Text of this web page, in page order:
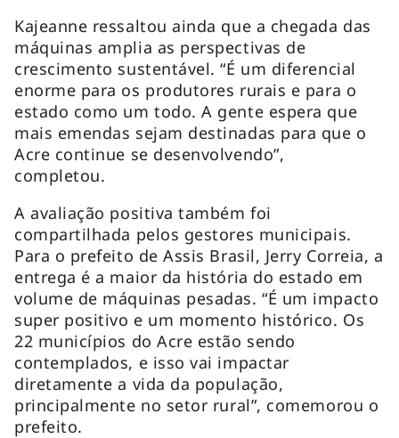
Kajeanne ressaltou ainda que a chegada das
máquinas amplia as perspectivas de
crescimento sustentável. “É um diferencial
enorme para os produtores rurais e para o
estado como um todo. A gente espera que
mais emendas sejam destinadas para que o
Acre continue se desenvolvendo”,
completou.
A avaliação positiva também foi
compartilhada pelos gestores municipais.
Para o prefeito de Assis Brasil, Jerry Correia, a
entrega é a maior da história do estado em
volume de máquinas pesadas. “É um impacto
super positivo e um momento histórico. Os
22 municípios do Acre estão sendo
contemplados, e isso vai impactar
diretamente a vida da população,
principalmente no setor rural”, comemorou o
prefeito.